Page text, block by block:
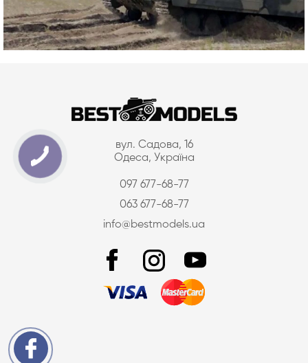
вул. Садова, 16
Одеса, Україна
097 677-68-77
063 677-68-77
info@bestmodels.ua